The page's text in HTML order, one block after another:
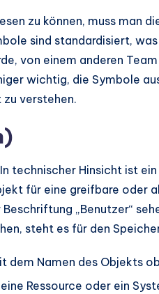
zu können, muss man
sind standardisiert,
von einem anderen
wichtig, die Symbole
verstehen.
technischer Hinsicht ist
für eine greifbare oder
„Benutzer“
steht es für den
dem Namen des Objekts
eine Ressource oder ein